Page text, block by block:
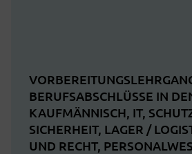
BERUFSABSCHLÜSSE IN
KAUFMÄNNISCH, IT,
SICHERHEIT, LAGER /
UND RECHT,